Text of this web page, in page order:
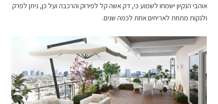
אוהבי הנקיון ישמחו לשמוע כי, דק אשה קל לפירוק והרכבה ועל כן, ניתן לפרק
ולנקות מתחת לאריחים אחת לכמה שנים.